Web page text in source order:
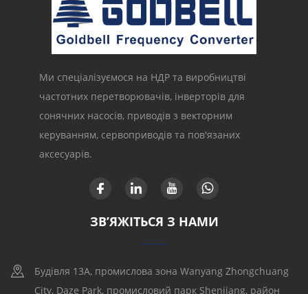
Ми спеціалізуємося на НДР та виробництві
частотних перетворювачів, інверторів для
сонячних насосів, приводів з векторним
керуванням, сервоприводів та пов'язаних
аксесуарів.
ЗВ’ЯЖІТЬСЯ З НАМИ
Будівля 13A, промислова зона Wanyang Zhongchuang
City, Daze Park, промисловий парк Shenjiang, район